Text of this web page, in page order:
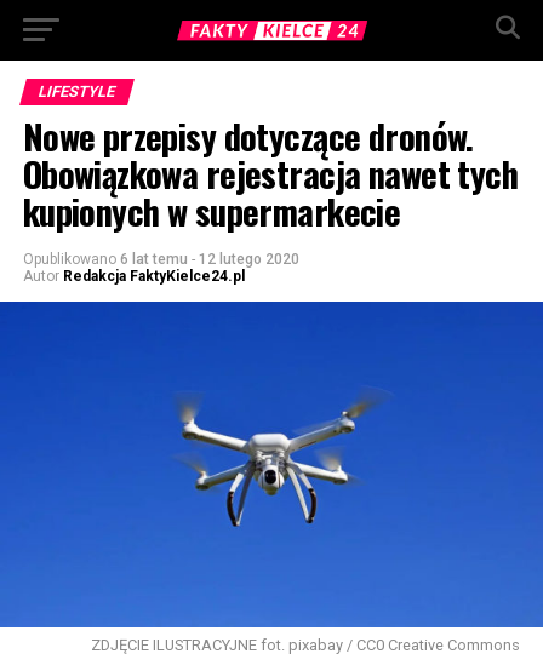
LIFESTYLE
Nowe przepisy dotyczące dronów.
Obowiązkowa rejestracja nawet tych
kupionych w supermarkecie
Opublikowano 6 lat temu - 12 lutego 2020
Autor Redakcja FaktyKielce24.pl
ZDJĘCIE ILUSTRACYJNE fot. pixabay / CC0 Creative Commons